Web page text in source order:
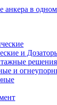
и
решения
и